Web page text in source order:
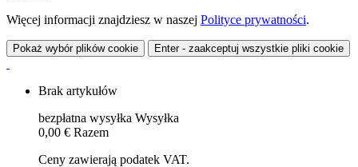
Więcej informacji znajdziesz w naszej Polityce prywatności.
Pokaż wybór plików cookie Enter - zaakceptuj wszystkie pliki cookie
Brak artykułów
bezpłatna wysyłka Wysyłka
0,00 € Razem
Ceny zawierają podatek VAT.